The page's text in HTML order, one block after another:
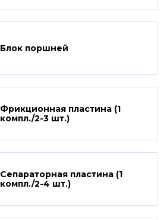
Блок поршней
Фрикционная пластина (1
компл./2-3 шт.)
Сепараторная пластина (1
компл./2-4 шт.)